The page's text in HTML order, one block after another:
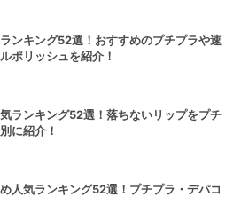
ンキング52選！おすすめのプチプラや速
ポリッシュを紹介！
ランキング52選！落ちないリップをプチ
に紹介！
人気ランキング52選！プチプラ・デパコ